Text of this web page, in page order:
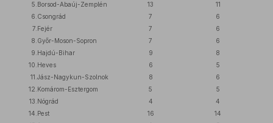
5. Borsod-Abaúj-Zemplén 13
11
6. Csongrád 7
6
7. Fejér 7
6
8. Győr-Moson-Sopron 7
6
9. Hajdú-Bihar 9
8
10. Heves 6
5
11. Jász-Nagykun-Szolnok 8
6
12. Komárom-Esztergom 5
5
13. Nógrád 4
4
14. Pest 16
14